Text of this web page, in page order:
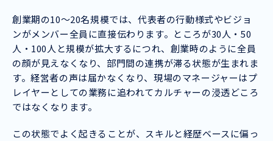
創業期の10〜20名規模では、代表者の行動様式やビジョ
ンがメンバー全員に直接伝わります。ところが30人・50
人・100人と規模が拡大するにつれ、創業時のように全員
の顔が見えなくなり、部門間の連携が滞る状態が生まれま
す。経営者の声は届かなくなり、現場のマネージャーはプ
レイヤーとしての業務に追われてカルチャーの浸透どころ
ではなくなります。
この状態でよく起きることが、スキルと経歴ベースに偏っ